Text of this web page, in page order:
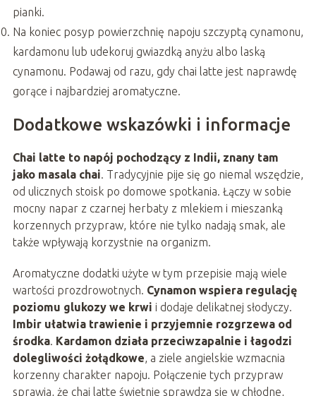
pianki.
Na koniec posyp powierzchnię napoju szczyptą cynamonu,
kardamonu lub udekoruj gwiazdką anyżu albo laską
cynamonu. Podawaj od razu, gdy chai latte jest naprawdę
gorące i najbardziej aromatyczne.
Dodatkowe wskazówki i informacje
Chai latte to napój pochodzący z Indii, znany tam
jako masala chai. Tradycyjnie pije się go niemal wszędzie,
od ulicznych stoisk po domowe spotkania. Łączy w sobie
mocny napar z czarnej herbaty z mlekiem i mieszanką
korzennych przypraw, które nie tylko nadają smak, ale
także wpływają korzystnie na organizm.
Aromatyczne dodatki użyte w tym przepisie mają wiele
wartości prozdrowotnych. Cynamon wspiera regulację
poziomu glukozy we krwi i dodaje delikatnej słodyczy.
Imbir ułatwia trawienie i przyjemnie rozgrzewa od
środka. Kardamon działa przeciwzapalnie i łagodzi
dolegliwości żołądkowe, a ziele angielskie wzmacnia
korzenny charakter napoju. Połączenie tych przypraw
sprawia, że chai latte świetnie sprawdza się w chłodne,